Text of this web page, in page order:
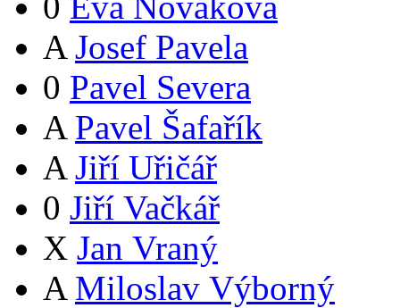
A Josef Pavela
0 Pavel Severa
A Pavel Šafařík
A Jiří Uřičář
0 Jiří Vačkář
X Jan Vraný
A Miloslav Výborný